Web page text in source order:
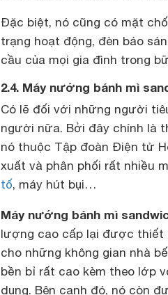
Đặc biệt, nó cũng có mặt
trạng hoạt động, đèn báo
cầu của mọi gia đình trong
2.4. Máy nướng bánh mì
Có lẽ đối với những người
người nữa. Bởi đây chính là
nó thuộc Tập đoàn Điện tử
xuất và phân phối rất nhiều
tố, máy hút bụi…
Máy nướng bánh mì
lượng cao cấp lại được thiết
cho những không gian nhà
bền bỉ rất cao kèm theo lớp
dụng. Bên cạnh đó, nó còn